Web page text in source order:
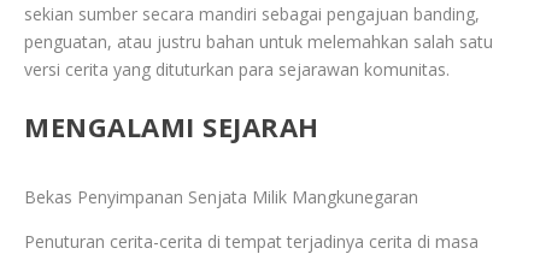
sekian sumber secara mandiri sebagai pengajuan banding,
penguatan, atau justru bahan untuk melemahkan salah satu
versi cerita yang dituturkan para sejarawan komunitas.
MENGALAMI SEJARAH
Bekas Penyimpanan Senjata Milik Mangkunegaran
Penuturan cerita-cerita di tempat terjadinya cerita di masa